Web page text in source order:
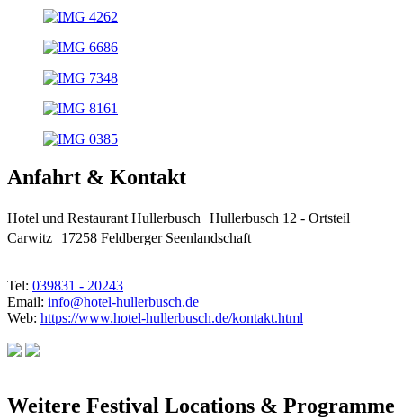
Anfahrt & Kontakt
Hotel und Restaurant Hullerbusch Hullerbusch 12 - Ortsteil
Carwitz 17258 Feldberger Seenlandschaft
Tel: 039831 - 20243
Email: info@hotel-hullerbusch.de
Web: https://www.hotel-hullerbusch.de/kontakt.html
Weitere Festival Locations & Programme